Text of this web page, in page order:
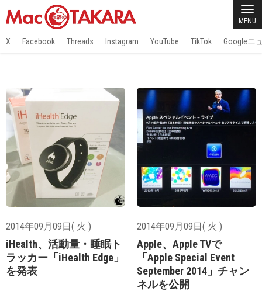
MENU
X Facebook Threads Instagram YouTube TikTok Googleニ
2014年09月09日( 火 )
iHealth、活動量・睡眠ト
ラッカー「iHealth Edge」
を発表
2014年09月09日( 火 )
Apple、Apple TVで
「Apple Special Event
September 2014」チャン
ネルを公開